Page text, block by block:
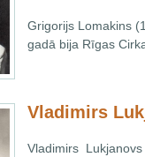
Grigorijs Lomakins
gadā bija Rīgas
Vladimirs
Vladimirs